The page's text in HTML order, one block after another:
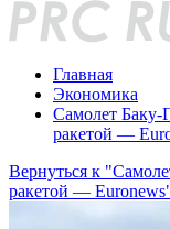
Главная
Экономика
Самолет Баку-
ракетой —
Вернуться к
ракетой —